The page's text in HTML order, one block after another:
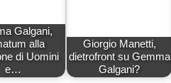
Galgani,
alla
di Uomini
e…
Giorgio Manetti,
dietrofront su Gemma
Galgani?